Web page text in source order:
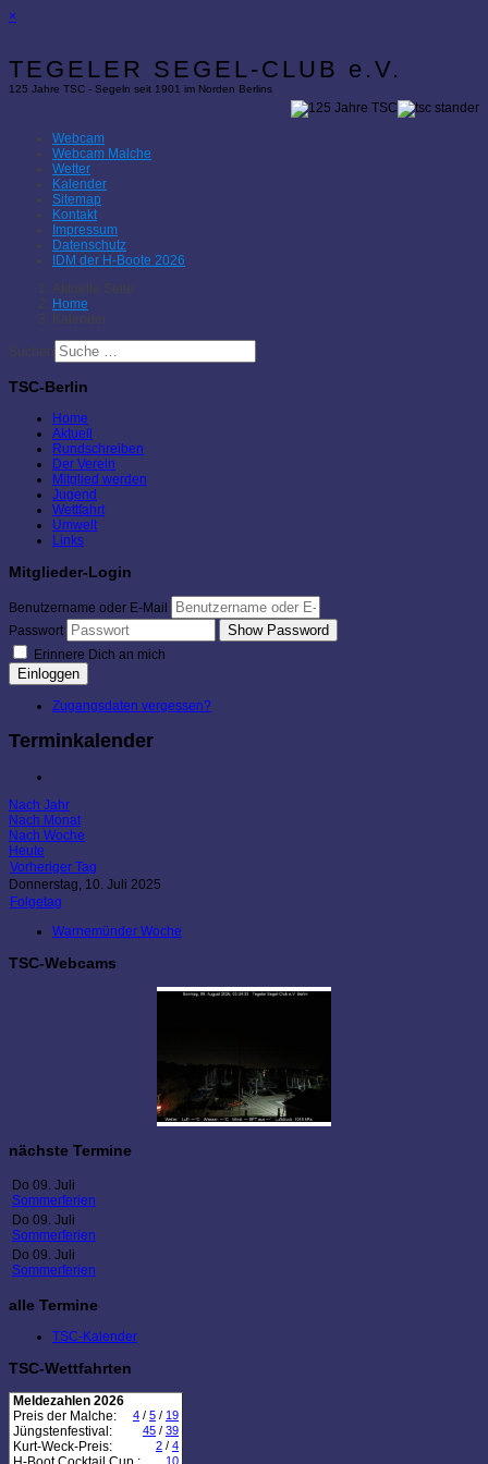
×
TEGELER SEGEL-CLUB e.V.
125 Jahre TSC - Segeln seit 1901 im Norden Berlins
Webcam
Webcam Malche
Wetter
Kalender
Sitemap
Kontakt
Impressum
Datenschutz
IDM der H-Boote 2026
Aktuelle Seite:
Home
Kalender
Suchen
TSC-Berlin
Home
Aktuell
Rundschreiben
Der Verein
Mitglied werden
Jugend
Wettfahrt
Umwelt
Links
Mitglieder-Login
Benutzername oder E-Mail
Passwort
Show Password
Erinnere Dich an mich
Einloggen
Zugangsdaten vergessen?
Terminkalender
Nach Jahr
Nach Monat
Nach Woche
Heute
Vorheriger Tag
Donnerstag, 10. Juli 2025
Folgetag
Warnemünder Woche
TSC-Webcams
nächste Termine
Do 09. Juli
Sommerferien
Do 09. Juli
Sommerferien
Do 09. Juli
Sommerferien
alle Termine
TSC-Kalender
TSC-Wettfahrten
Meldezahlen 2026
Preis der Malche:
4 / 5 / 19
Jüngstenfestival: 45 / 39
Kurt-Weck-Preis: 2 / 4
10